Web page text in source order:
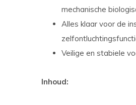
mechanische
Alles klaar voor de
Veilige en stabiele
Inhoud: